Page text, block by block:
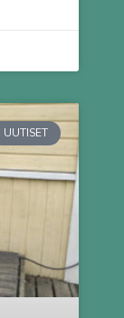
UUTISET